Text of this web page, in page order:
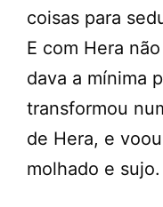
coisas para
E com Hera
dava a mínima
transformou
de Hera, e
molhado e sujo.